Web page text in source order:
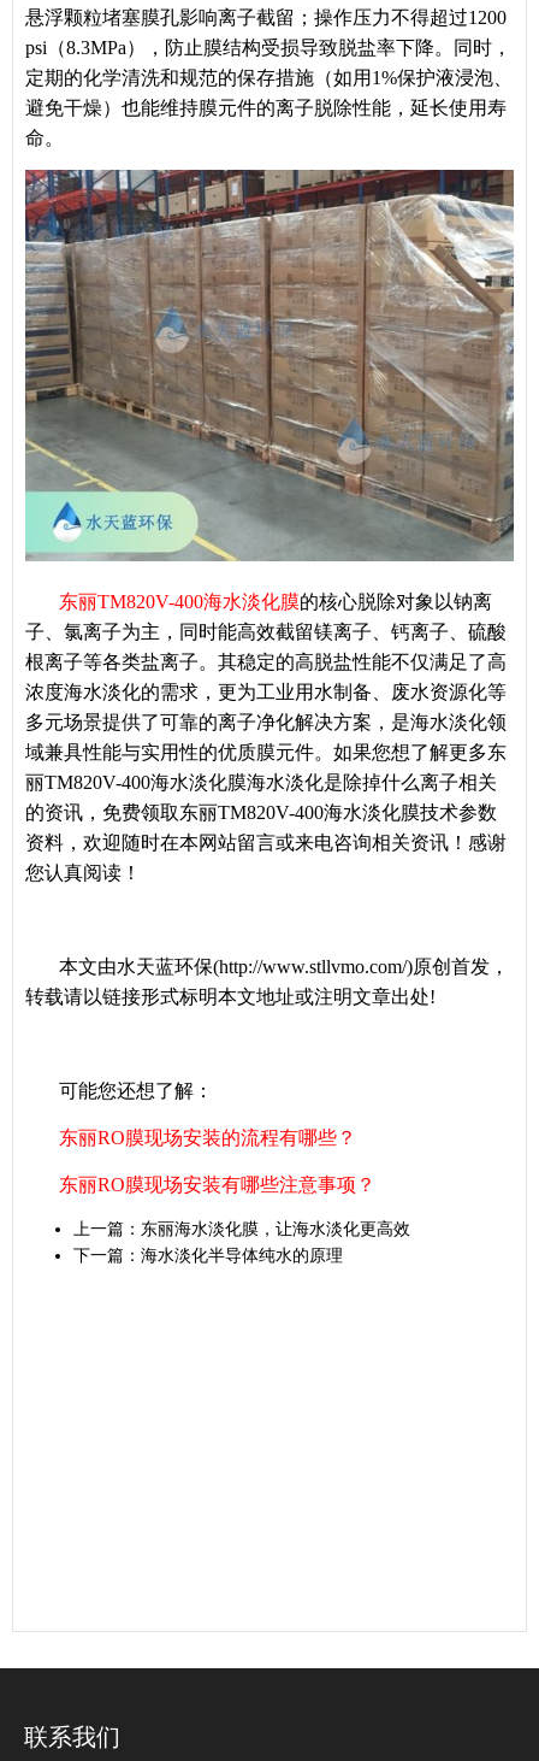
悬浮颗粒堵塞膜孔影响离子截留；操作压力不得超过1200
psi（8.3MPa），防止膜结构受损导致脱盐率下降。同时，
定期的化学清洗和规范的保存措施（如用1%保护液浸泡、
避免干燥）也能维持膜元件的离子脱除性能，延长使用寿
命。
东丽TM820V-400海水淡化膜的核心脱除对象以钠离
子、氯离子为主，同时能高效截留镁离子、钙离子、硫酸
根离子等各类盐离子。其稳定的高脱盐性能不仅满足了高
浓度海水淡化的需求，更为工业用水制备、废水资源化等
多元场景提供了可靠的离子净化解决方案，是海水淡化领
域兼具性能与实用性的优质膜元件。如果您想了解更多东
丽TM820V-400海水淡化膜海水淡化是除掉什么离子相关
的资讯，免费领取东丽TM820V-400海水淡化膜技术参数
资料，欢迎随时在本网站留言或来电咨询相关资讯！感谢
您认真阅读！
本文由水天蓝环保(http://www.stllvmo.com/)原创首发，
转载请以链接形式标明本文地址或注明文章出处!
可能您还想了解：
东丽RO膜现场安装的流程有哪些？
东丽RO膜现场安装有哪些注意事项？
上一篇： 东丽海水淡化膜，让海水淡化更高效
下一篇： 海水淡化半导体纯水的原理
联系我们